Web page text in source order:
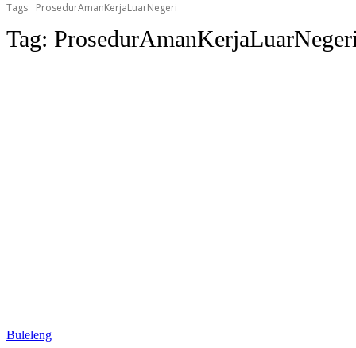
Tags ProsedurAmanKerjaLuarNegeri
Tag: ProsedurAmanKerjaLuarNegeri
Buleleng